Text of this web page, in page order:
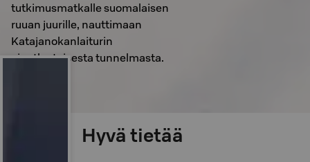
tutkimusmatkalle suomalaisen
ruuan juurille, nauttimaan
Katajanokanlaiturin
ainutlaatuisesta tunnelmasta.
Hyvä tietää